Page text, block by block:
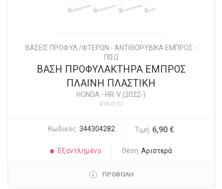
ΒΑΣΕΙΣ ΠΡΟΦΥΛ./ΦΤΕΡΩΝ - ΑΝΤΙΘΟΡΥΒΙΚΑ ΕΜΠΡΟΣ -
ΠΙΣΩ
ΒΑΣΗ ΠΡΟΦΥΛΑΚΤΗΡΑ ΕΜΠΡΟΣ
ΠΛΑΙΝΗ ΠΛΑΣΤΙΚΗ
HONDA - HR-V (2022-)
#184182
Κωδικός: 344304282 Τιμή: 6,90 €
Εξαντλημένο Θέση:Αριστερά
ΠΡΟΒΟΛΗ